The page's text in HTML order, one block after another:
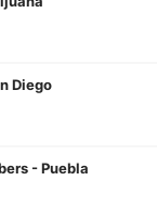
Diego
-Puebla